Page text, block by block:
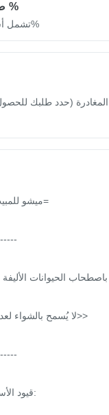
5 %
تشمل أسعار الغرف عادةً الضرائب.5%
ميشو